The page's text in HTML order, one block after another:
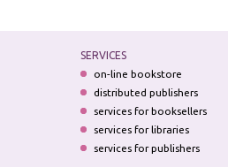
SERVICES
on-line bookstore
distributed publishers
services for booksellers
services for libraries
services for publishers